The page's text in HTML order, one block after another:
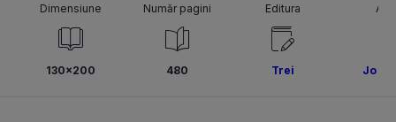
Dimensiune
130x200
Număr pagini
480
Editura
Trei Jo